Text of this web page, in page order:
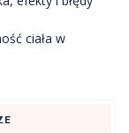
ciała w